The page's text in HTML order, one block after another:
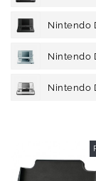
Nintendo
Nintendo
Nintendo